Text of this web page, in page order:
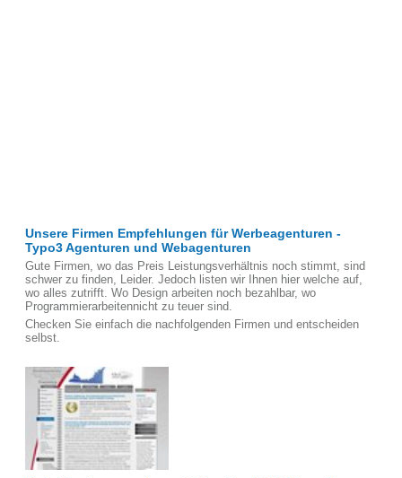
Unsere Firmen Empfehlungen für Werbeagenturen -
Typo3 Agenturen und Webagenturen
Gute Firmen, wo das Preis Leistungsverhältnis noch stimmt, sind
schwer zu finden, Leider. Jedoch listen wir Ihnen hier welche auf,
wo alles zutrifft. Wo Design arbeiten noch bezahlbar, wo
Programmierarbeitennicht zu teuer sind.
Checken Sie einfach die nachfolgenden Firmen und entscheiden
selbst.